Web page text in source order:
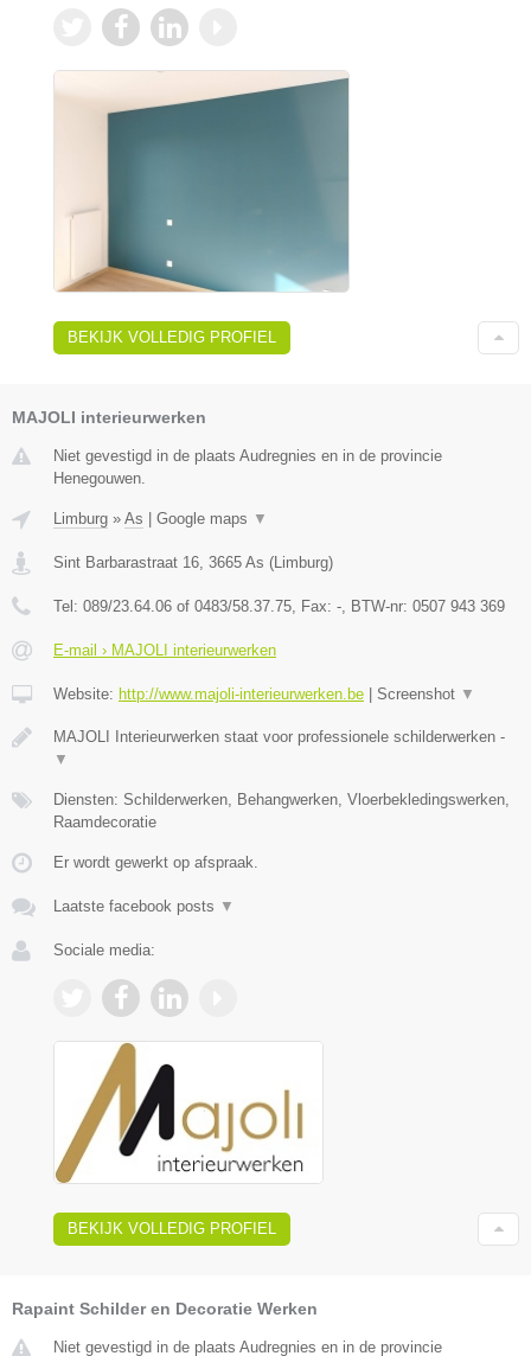
BEKIJK VOLLEDIG PROFIEL
MAJOLI interieurwerken
Niet gevestigd in de plaats Audregnies en in de provincie
Henegouwen.
Limburg » As | Google maps ▼
Sint Barbarastraat 16 3665 As (Limburg)
Tel: 089/23.64.06 of 0483/58.37.75 , Fax: - , BTW-nr: 0507 943 369
E-mail › MAJOLI interieurwerken
Website: http://www.majoli-interieurwerken.be | Screenshot ▼
MAJOLI Interieurwerken staat voor professionele schilderwerken -
▼
Diensten: Schilderwerken, Behangwerken, Vloerbekledingswerken,
Raamdecoratie
Er wordt gewerkt op afspraak.
Laatste facebook posts ▼
Sociale media:
BEKIJK VOLLEDIG PROFIEL
Rapaint Schilder en Decoratie Werken
Niet gevestigd in de plaats Audregnies en in de provincie